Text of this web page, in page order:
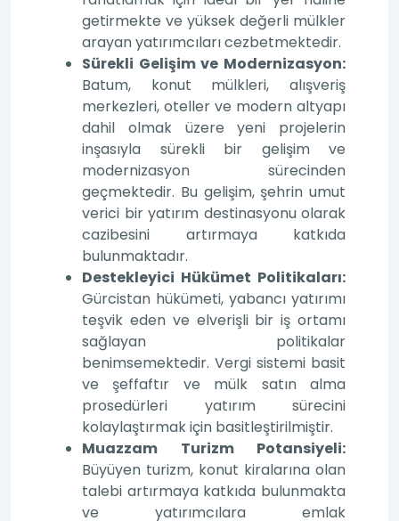
getirmekte ve yüksek değerli mülkler
arayan yatırımcıları cezbetmektedir.
Sürekli Gelişim ve Modernizasyon:
Batum, konut mülkleri, alışveriş
merkezleri, oteller ve modern altyapı
dahil olmak üzere yeni projelerin
inşasıyla sürekli bir gelişim ve
modernizasyon sürecinden
geçmektedir. Bu gelişim, şehrin umut
verici bir yatırım destinasyonu olarak
cazibesini artırmaya katkıda
bulunmaktadır.
Destekleyici Hükümet Politikaları:
Gürcistan hükümeti, yabancı yatırımı
teşvik eden ve elverişli bir iş ortamı
sağlayan politikalar
benimsemektedir. Vergi sistemi basit
ve şeffaftır ve mülk satın alma
prosedürleri yatırım sürecini
kolaylaştırmak için basitleştirilmiştir.
Muazzam Turizm Potansiyeli:
Büyüyen turizm, konut kiralarına olan
talebi artırmaya katkıda bulunmakta
ve yatırımcılara emlak